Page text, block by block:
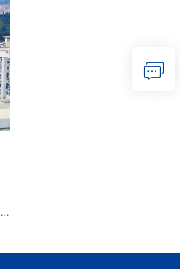
所在地：中国浙江省、用途：脱硝プロジェクト 詳細：2フェーズ 2×1000MW